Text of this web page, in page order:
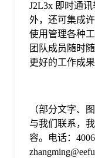
J2L3x 即时通
外，还可集成
使用管理各种
团队成员随时
更好的工作成果
（部分文字、
与我们联系，
容。电话：